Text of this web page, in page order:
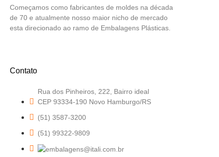
Começamos como fabricantes de moldes na década
de 70 e atualmente nosso maior nicho de mercado
esta direcionado ao ramo de Embalagens Plásticas.
Contato
Rua dos Pinheiros, 222, Bairro ideal
CEP 93334-190 Novo Hamburgo/RS
(51) 3587-3200
(51) 99322-9809